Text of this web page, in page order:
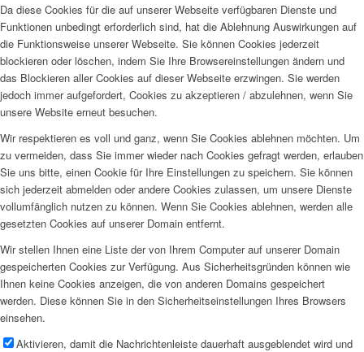
Da diese Cookies für die auf unserer Webseite verfügbaren Dienste und
Funktionen unbedingt erforderlich sind, hat die Ablehnung Auswirkungen auf
die Funktionsweise unserer Webseite. Sie können Cookies jederzeit
blockieren oder löschen, indem Sie Ihre Browsereinstellungen ändern und
das Blockieren aller Cookies auf dieser Webseite erzwingen. Sie werden
jedoch immer aufgefordert, Cookies zu akzeptieren / abzulehnen, wenn Sie
unsere Website erneut besuchen.
Wir respektieren es voll und ganz, wenn Sie Cookies ablehnen möchten. Um
zu vermeiden, dass Sie immer wieder nach Cookies gefragt werden, erlauben
Sie uns bitte, einen Cookie für Ihre Einstellungen zu speichern. Sie können
sich jederzeit abmelden oder andere Cookies zulassen, um unsere Dienste
vollumfänglich nutzen zu können. Wenn Sie Cookies ablehnen, werden alle
gesetzten Cookies auf unserer Domain entfernt.
Wir stellen Ihnen eine Liste der von Ihrem Computer auf unserer Domain
gespeicherten Cookies zur Verfügung. Aus Sicherheitsgründen können wie
Ihnen keine Cookies anzeigen, die von anderen Domains gespeichert
werden. Diese können Sie in den Sicherheitseinstellungen Ihres Browsers
einsehen.
Aktivieren, damit die Nachrichtenleiste dauerhaft ausgeblendet wird und